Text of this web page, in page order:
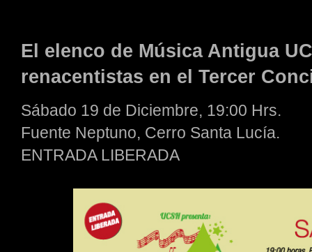
El elenco de Música Antigua
renacentistas en el Tercer
Sábado 19 de Diciembre, 19:00 Hrs.
Fuente Neptuno, Cerro Santa Lucía.
ENTRADA LIBERADA